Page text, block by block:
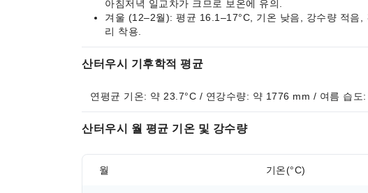
아침저녁 일교차가 크므로 보온에 유의.
겨울 (12–2월): 평균 16.1–17°C, 기온 낮음, 강수량 적음
리 착용.
산터우시 기후학적 평균
연평균 기온: 약 23.7°C / 연강수량: 약 1776 mm / 여름 습
산터우시 월 평균 기온 및 강수량
월 기온(°C)